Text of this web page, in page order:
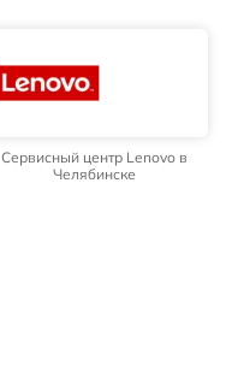
Сервисный центр Lenovo в
Челябинске